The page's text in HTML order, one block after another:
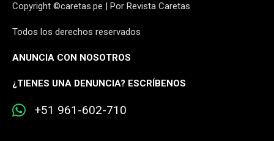
Copyright ©caretas.pe | Por Revista Caretas
Todos los derechos reservados
ANUNCIA CON NOSOTROS
¿TIENES UNA DENUNCIA? ESCRÍBENOS
+51 961-602-710